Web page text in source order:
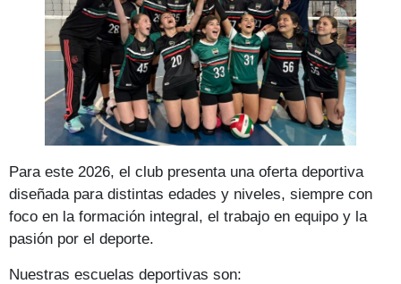
Para este 2026, el club presenta una oferta deportiva
diseñada para distintas edades y niveles, siempre con
foco en la formación integral, el trabajo en equipo y la
pasión por el deporte.
Nuestras escuelas deportivas son: